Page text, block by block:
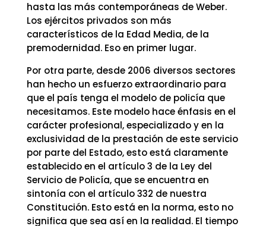
hasta las más contemporáneas de Weber.
Los ejércitos privados son más
característicos de la Edad Media, de la
premodernidad. Eso en primer lugar.
Por otra parte, desde 2006 diversos sectores
han hecho un esfuerzo extraordinario para
que el país tenga el modelo de policía que
necesitamos. Este modelo hace énfasis en el
carácter profesional, especializado y en la
exclusividad de la prestación de este servicio
por parte del Estado, esto está claramente
establecido en el artículo 3 de la Ley del
Servicio de Policía, que se encuentra en
sintonía con el artículo 332 de nuestra
Constitución. Esto está en la norma, esto no
significa que sea así en la realidad. El tiempo